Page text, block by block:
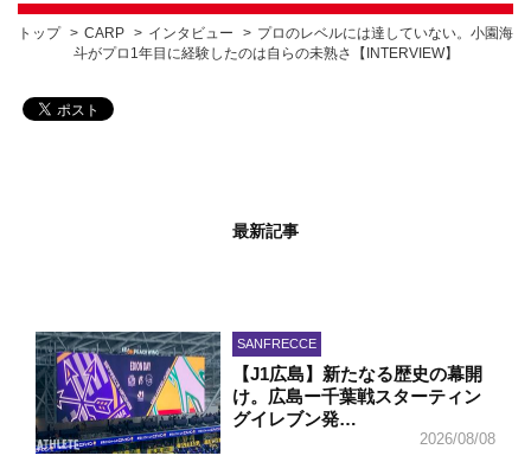
トップ CARP インタビュー
プロのレベルには達していない。小園海
斗がプロ1年目に経験したのは自らの未熟さ【INTERVIEW】
最新記事
SANFRECCE
【J1広島】新たなる歴史の幕開
け。広島ー千葉戦スターティン
グイレブン発…
2026/08/08